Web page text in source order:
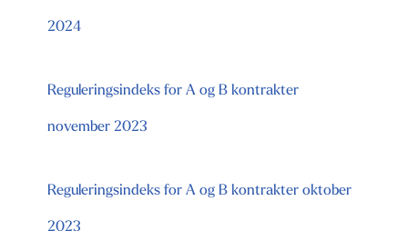
2024
Reguleringsindeks for A og B kontrakter
november 2023
Reguleringsindeks for A og B kontrakter oktober
2023